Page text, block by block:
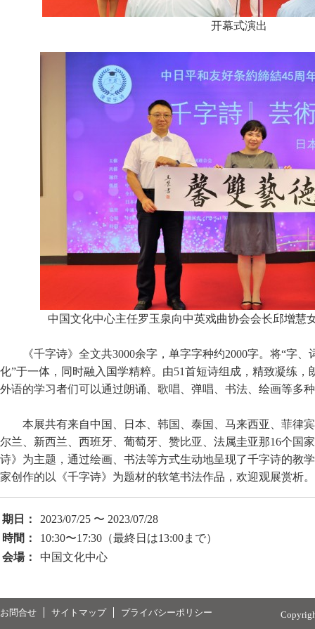
开幕式演出
中国文化中心主任罗玉泉向中英戏曲协会会长邱增慧
《千字诗》全文共3000余字，单字字种约2000字。将“字
化”于一体，同时融入国学精粹。由51首短诗组成，精致凝练
外语的学习者们可以通过朗诵、歌唱、弹唱、书法、绘画等多
本展共有来自中国、日本、韩国、泰国、马来西亚、菲律
尔兰、新西兰、西班牙、葡萄牙、赞比亚、法属圭亚那16个国
诗》为主题，通过绘画、书法等方式生动地呈现了千字诗的教
家创作的以《千字诗》为题材的软笔书法作品，欢迎观展赏析。
期日：
2023/07/25 〜 2023/07/28
時間：
10:30〜17:30（最終日は13:00まで）
会場：
中国文化中心
お問合せ サイトマップ プライバシーポリシー